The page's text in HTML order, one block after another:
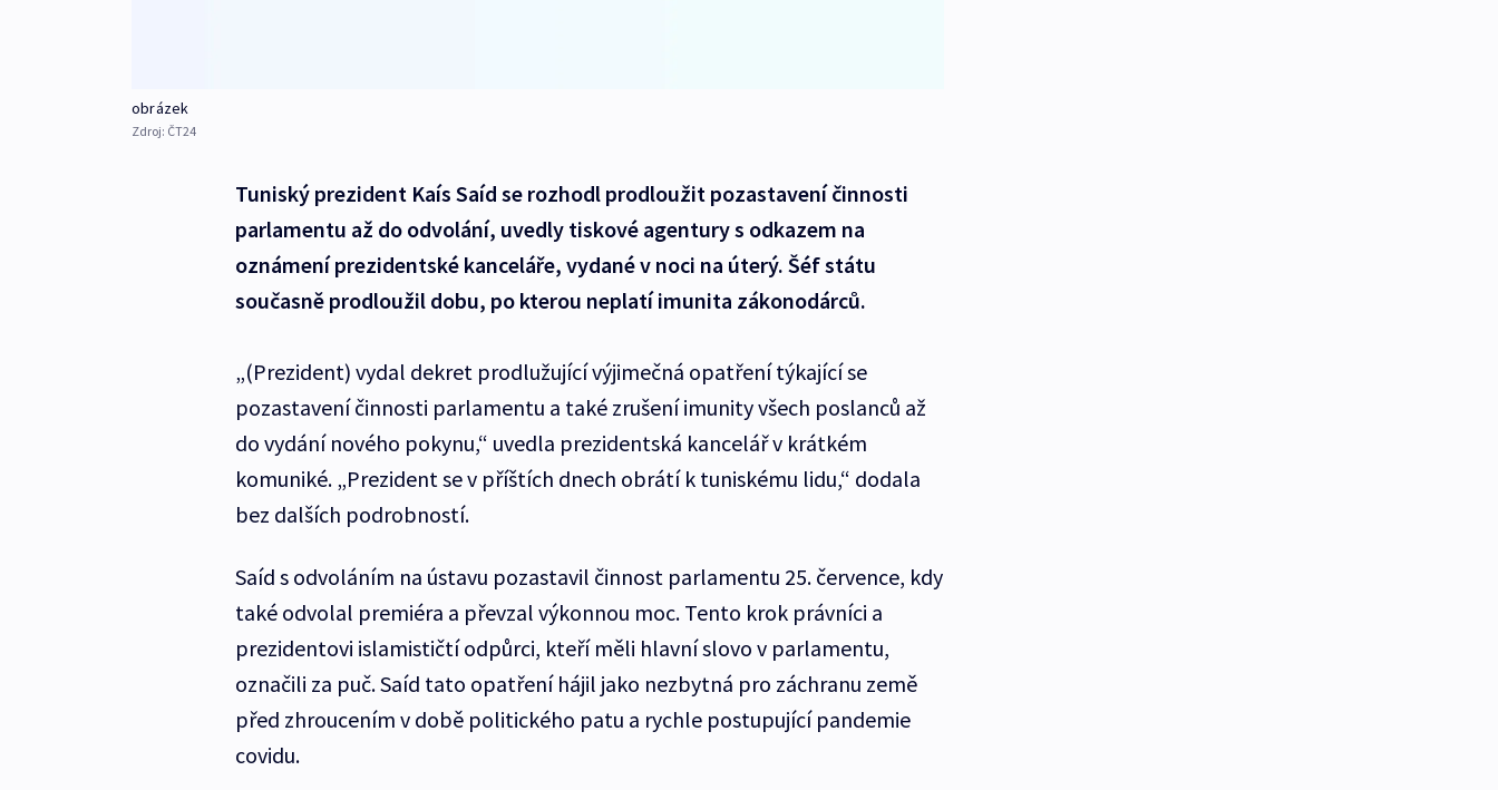
obrázek
Zdroj: ČT24
Tuniský prezident Kaís Saíd se rozhodl prodloužit pozastavení činnosti
parlamentu až do odvolání, uvedly tiskové agentury s odkazem na
oznámení prezidentské kanceláře, vydané v noci na úterý. Šéf státu
současně prodloužil dobu, po kterou neplatí imunita zákonodárců.
„(Prezident) vydal dekret prodlužující výjimečná opatření týkající se
pozastavení činnosti parlamentu a také zrušení imunity všech poslanců až
do vydání nového pokynu,“ uvedla prezidentská kancelář v krátkém
komuniké. „Prezident se v příštích dnech obrátí k tuniskému lidu,“ dodala
bez dalších podrobností.
Saíd s odvoláním na ústavu pozastavil činnost parlamentu 25. července, kdy
také odvolal premiéra a převzal výkonnou moc. Tento krok právníci a
prezidentovi islamističtí odpůrci, kteří měli hlavní slovo v parlamentu,
označili za puč. Saíd tato opatření hájil jako nezbytná pro záchranu země
před zhroucením v době politického patu a rychle postupující pandemie
covidu.